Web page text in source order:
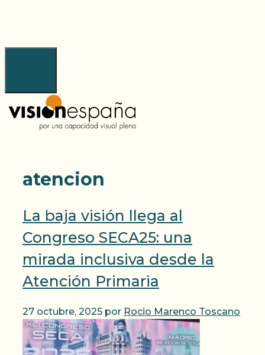
atencion
La baja visión llega al
Congreso SECA25: una
mirada inclusiva desde la
Atención Primaria
27 octubre, 2025 por Rocio Marenco Toscano